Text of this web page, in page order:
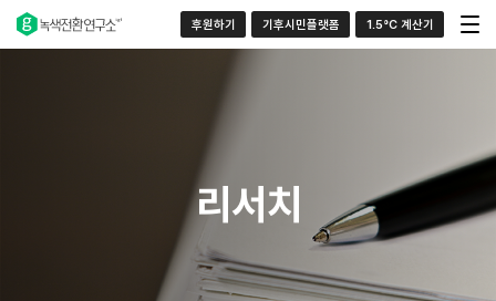
후원하기 기후시민플랫폼 1.5°C 계산기
리서치